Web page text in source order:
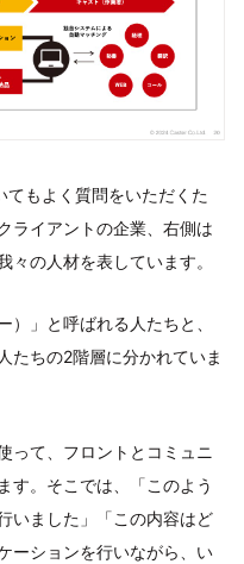
てもよく質問をいただくた
ライアントの企業、右側は
々の人材を表しています。
」と呼ばれる人たちと、
たちの2階層に分かれていま
って、フロントとコミュニ
す。そこでは、「このよう
いました」「この内容はど
ーションを行いながら、い